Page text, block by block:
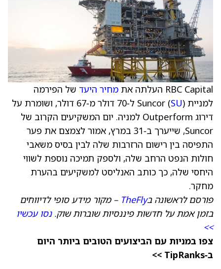
RBC Capital העלתה את מחיר היעד של הפירמה
למניית Suncor ( SU
) ל‑70 דולר מ‑67 דולר, ושומרת על
דירוג Outperform למניה. יום המשקיעים הקרוב של
Suncor, שייערך ב‑31 במרץ, אמור לצמצם את פער
התפיסה בין רישום הרזרבות שלה לבין בסיס משאבי
חולות הנפט הרחב שלה, ולספק תמיכה נוספת לשווי
היחסי שלה, כך כותב האנליסט למשקיעים בהערת
מחקר.
פורסם לראשונה בTheFly – מקור מידע סופי לדיווחים
בזמן אמת על חדשות פיננסיות שוברות שוק.נסו עכשיו
>>
צפו במניות עם הביצועים הטובים ביותר היום
ב‑TipRanks >>